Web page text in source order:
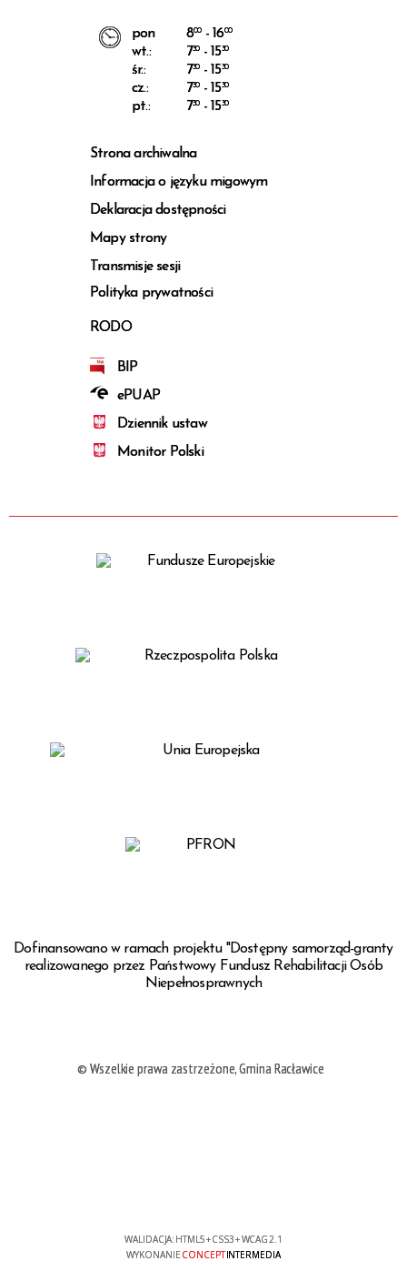
pon 800- 1600
wt.: 730- 1530
śr.: 730- 1530
cz.: 730- 1530
pt.: 730- 1530
Strona archiwalna
Informacja o języku migowym
Deklaracja dostępności
Mapy strony
Transmisje sesji
Polityka prywatności
RODO
BIP
ePUAP
Dziennik ustaw
Monitor Polski
Dofinansowano w ramach projektu "Dostępny samorząd-granty
realizowanego przez Państwowy Fundusz Rehabilitacji Osób
Niepełnosprawnych
© Wszelkie prawa zastrzeżone, Gmina Racławice
WALIDACJA: HTML5+CSS3+WCAG 2.1
WYKONANIE CONCEPTINTERMEDIA